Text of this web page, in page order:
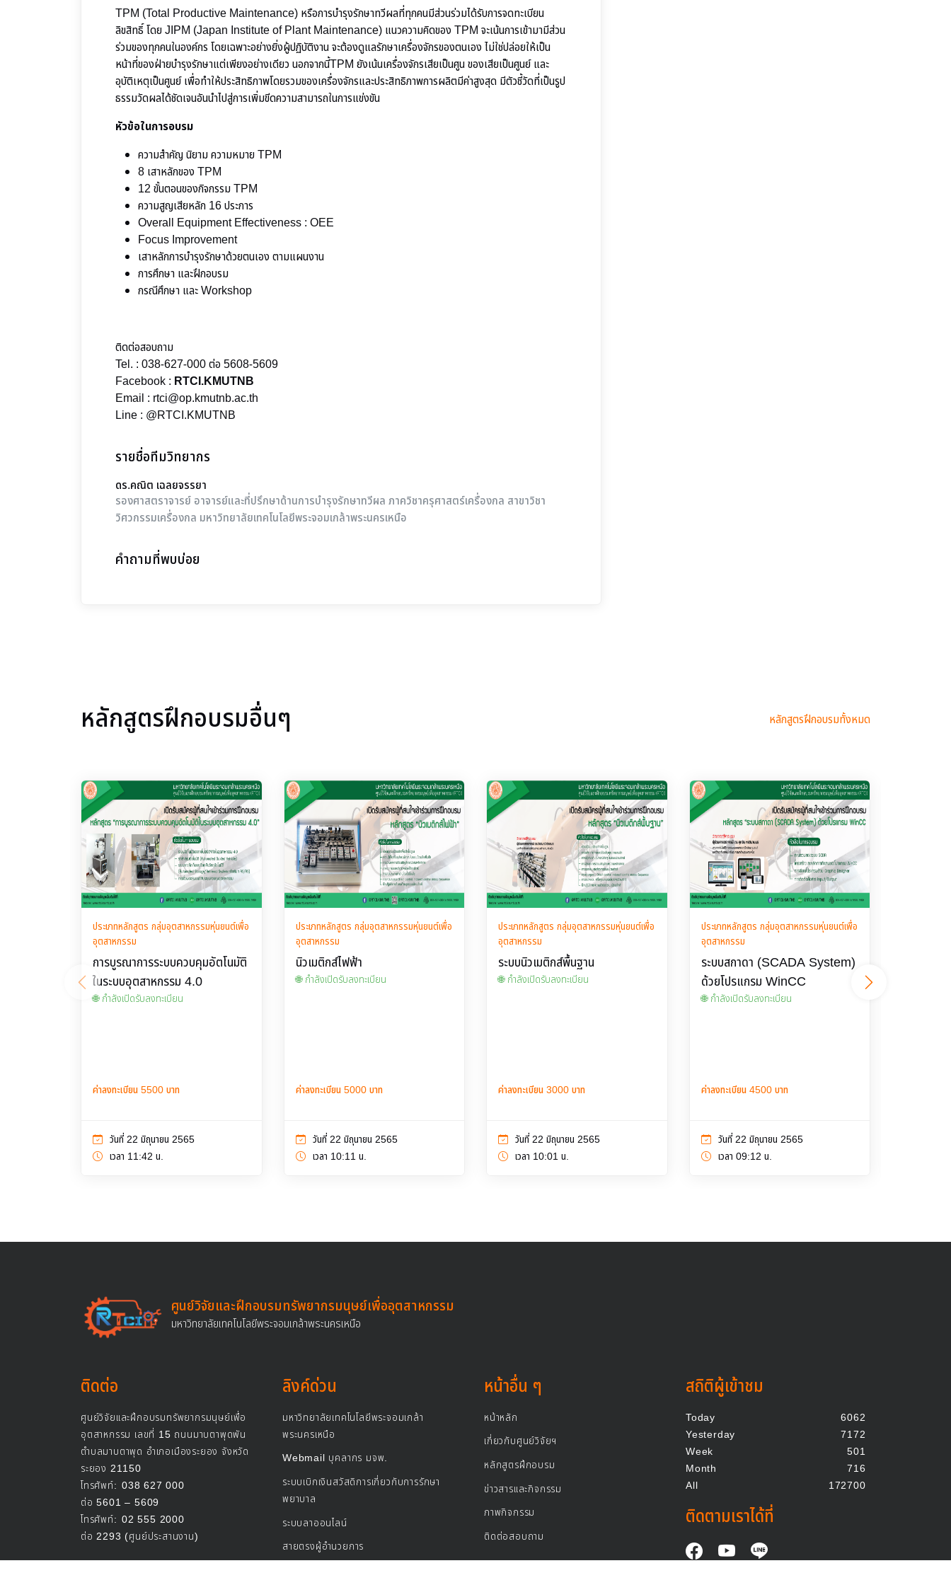
TPM (Total Productive Maintenance) หรือการบำรุงรักษาทวีผลที่ทุกคนมีส่วนร่วมได้รับการจดทะเบียน
ลิขสิทธิ์ โดย JIPM (Japan Institute of Plant Maintenance) แนวความคิดของ TPM จะเน้นการเข้ามามีส่วน
ร่วมของทุกคนในองค์กร โดยเฉพาะอย่างยิ่งผู้ปฏิบัติงาน จะต้องดูแลรักษาเครื่องจักรของตนเอง ไม่ใช่ปล่อยให้เป็น
หน้าที่ของฝ่ายบำรุงรักษาแต่เพียงอย่างเดียว นอกจากนี้TPM ยังเน้นเครื่องจักรเสียเป็นศูน ของเสียเป็นศูนย์ และ
อุบัติเหตุเป็นศูนย์ เพื่อทำให้ประสิทธิภาพโดยรวมของเครื่องจักรและประสิทธิภาพการผลิตมีค่าสูงสุด มีตัวชี้วัดที่เป็นรูป
ธรรมวัดผลได้ชัดเจนอันนำไปสู่การเพิ่มขีดความสามารถในการแข่งขัน
หัวข้อในการอบรม
ความสำคัญ นิยาม ความหมาย TPM
8 เสาหลักของ TPM
12 ขั้นตอนของกิจกรรม TPM
ความสูญเสียหลัก 16 ประการ
Overall Equipment Effectiveness : OEE
Focus Improvement
เสาหลักการบำรุงรักษาด้วยตนเอง ตามแผนงาน
การศึกษา และฝึกอบรม
กรณีศึกษา และ Workshop
ติดต่อสอบถาม
Tel. : 038-627-000 ต่อ 5608-5609
Facebook : RTCI.KMUTNB
Email : rtci@op.kmutnb.ac.th
Line : @RTCI.KMUTNB
รายชื่อทีมวิทยากร
ดร.คณิต เฉลยจรรยา
รองศาสตราจารย์ อาจารย์และที่ปรึกษาด้านการบำรุงรักษาทวีผล ภาควิชาครุศาสตร์เครื่องกล สาขาวิชา
วิศวกรรมเครื่องกล มหาวิทยาลัยเทคโนโลยีพระจอมเกล้าพระนครเหนือ
คำถามที่พบบ่อย
หลักสูตรฝึกอบรมอื่นๆ หลักสูตรฝึกอบรมทั้งหมด
ประเภทหลักสูตร กลุ่มอุตสาหกรรมหุ่นยนต์เพื่อ
อุตสาหกรรม
การบูรณาการระบบควบคุมอัตโนมัติ
ในระบบอุตสาหกรรม 4.0
🌐 กำลังเปิดรับลงทะเบียน
ค่าลงทะเบียน 5500 บาท
วันที่ 22 มิถุนายน 2565
เวลา 11:42 น.
ประเภทหลักสูตร กลุ่มอุตสาหกรรมหุ่นยนต์เพื่อ
อุตสาหกรรม
นิวเมติกส์ไฟฟ้า
🌐 กำลังเปิดรับลงทะเบียน
ค่าลงทะเบียน 5000 บาท
วันที่ 22 มิถุนายน 2565
เวลา 10:11 น.
ประเภทหลักสูตร กลุ่มอุตสาหกรรมหุ่นยนต์เพื่อ
อุตสาหกรรม
ระบบนิวเมติกส์พื้นฐาน
🌐 กำลังเปิดรับลงทะเบียน
ค่าลงทะเบียน 3000 บาท
วันที่ 22 มิถุนายน 2565
เวลา 10:01 น.
ประเภทหลักสูตร กลุ่มอุตสาหกรรมหุ่นยนต์เพื่อ
อุตสาหกรรม
ระบบสกาดา (SCADA System)
ด้วยโปรแกรม WinCC
🌐 กำลังเปิดรับลงทะเบียน
ค่าลงทะเบียน 4500 บาท
วันที่ 22 มิถุนายน 2565
เวลา 09:12 น.
ศูนย์วิจัยและฝึกอบรมทรัพยากรมนุษย์เพื่ออุตสาหกรรม
มหาวิทยาลัยเทคโนโลยีพระจอมเกล้าพระนครเหนือ
ติดต่อ
ศูนย์วิจัยและฝึกอบรมทรัพยากรมนุษย์เพื่อ
อุตสาหกรรม เลขที่ 15 ถนนมาบตาพุดพัน
ตำบลมาบตาพุด อำเภอเมืองระยอง จังหวัด
ระยอง 21150
โทรศัพท์: 038 627 000
ต่อ 5601 – 5609
โทรศัพท์: 02 555 2000
ต่อ 2293 (ศูนย์ประสานงาน)
ลิงค์ด่วน
มหาวิทยาลัยเทคโนโลยีพระจอมเกล้า
พระนครเหนือ
Webmail บุคลากร มจพ.
ระบบเบิกเงินสวัสดิการเกี่ยวกับการรักษา
พยาบาล
ระบบลาออนไลน์
สายตรงผู้อำนวยการ
หน้าอื่น ๆ
หน้าหลัก
เกี่ยวกับศูนย์วิจัยฯ
หลักสูตรฝึกอบรม
ข่าวสารและกิจกรรม
ภาพกิจกรรม
ติดต่อสอบถาม
สถิติผู้เข้าชม
Today
6062
Yesterday
7172
Week
501
Month
716
All
172700
ติดตามเราได้ที่